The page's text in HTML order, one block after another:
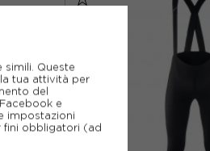
Queste
tua attività per
del
e
impostazioni
fini obbligatori (ad